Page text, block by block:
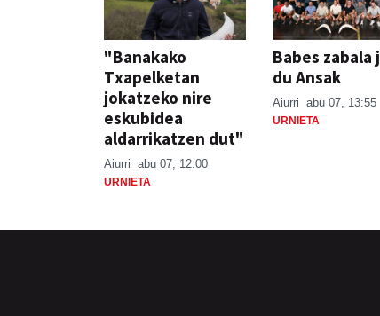
"Banakako
Txapelketan
jokatzeko nire
eskubidea
aldarrikatzen dut"
Aiurri abu 07, 12:00
URNIETA
Babes zabala
du Ansak
Aiurri abu 07, 13:55
URNIETA